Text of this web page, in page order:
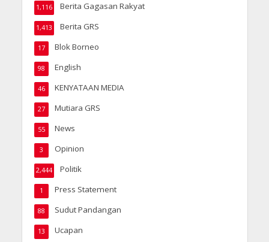
Berita Gagasan Rakyat
1,116
Berita GRS
1,413
Blok Borneo
17
English
98
KENYATAAN MEDIA
46
Mutiara GRS
27
News
55
Opinion
3
Politik
2,444
Press Statement
1
Sudut Pandangan
88
Ucapan
13